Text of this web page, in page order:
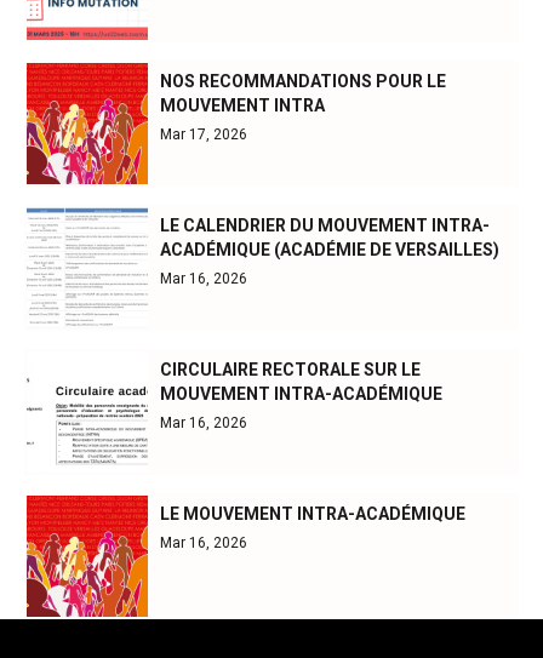
NOS RECOMMANDATIONS POUR LE
MOUVEMENT INTRA
Mar 17, 2026
LE CALENDRIER DU MOUVEMENT INTRA-
ACADÉMIQUE (ACADÉMIE DE VERSAILLES)
Mar 16, 2026
CIRCULAIRE RECTORALE SUR LE
MOUVEMENT INTRA-ACADÉMIQUE
Mar 16, 2026
LE MOUVEMENT INTRA-ACADÉMIQUE
Mar 16, 2026